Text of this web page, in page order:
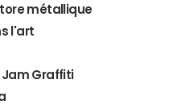
métallique
l'art
Jam Graffiti